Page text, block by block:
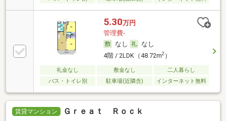
5.30万円
管理費-
なし
なし
4階 / 2LDK（48.72m2）
礼金なし 敷金なし
二人暮らし
バス・トイレ別
駐車場(近隣含) インターネット無料
賃貸マンション Ｇｒｅａｔ Ｒｏｃｋ